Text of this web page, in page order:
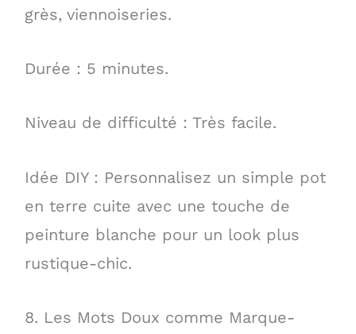
grès, viennoiseries.
Durée : 5 minutes.
Niveau de difficulté : Très facile.
Idée DIY : Personnalisez un simple pot
en terre cuite avec une touche de
peinture blanche pour un look plus
rustique-chic.
8. Les Mots Doux comme Marque-